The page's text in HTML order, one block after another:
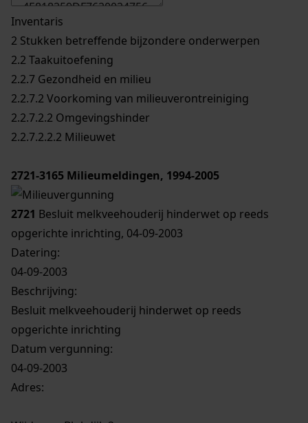
Inventaris
2 Stukken betreffende bijzondere onderwerpen
2.2 Taakuitoefening
2.2.7 Gezondheid en milieu
2.2.7.2 Voorkoming van milieuverontreiniging
2.2.7.2.2 Omgevingshinder
2.2.7.2.2.2 Milieuwet
2721-3165 Milieumeldingen, 1994-2005
2721 Besluit melkveehouderij hinderwet op reeds
opgerichte inrichting, 04-09-2003
Datering:
04-09-2003
Beschrijving:
Besluit melkveehouderij hinderwet op reeds
opgerichte inrichting
Datum vergunning:
04-09-2003
Adres: